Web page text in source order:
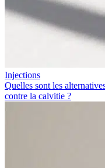
Injections
Quelles sont les
contre la calvitie ?